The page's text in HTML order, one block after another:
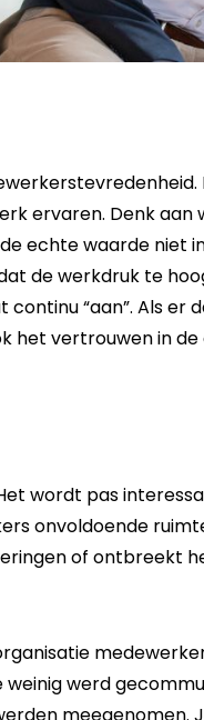
ervaren. Denk aan
echte waarde niet
de werkdruk te
“aan”. Als er
het vertrouwen in
wordt pas
onvoldoende
of ontbreekt
werd